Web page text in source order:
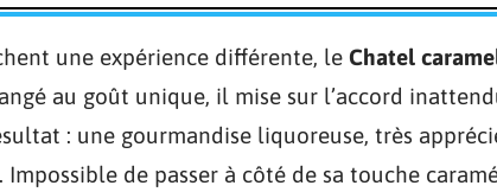
une expérience différente, le Chatel
au goût unique, il mise sur l’accord
: une gourmandise liquoreuse, très
Impossible de passer à côté de sa touche